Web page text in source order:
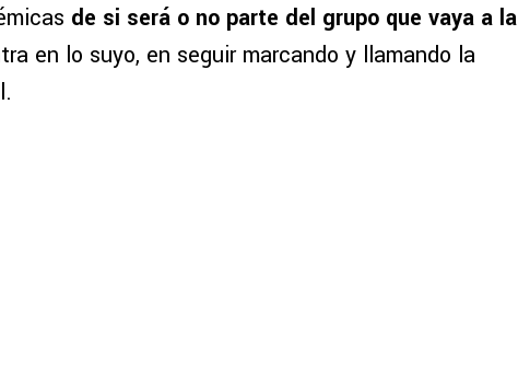
de si será o no parte del grupo que vaya a la
en lo suyo, en seguir marcando y llamando la